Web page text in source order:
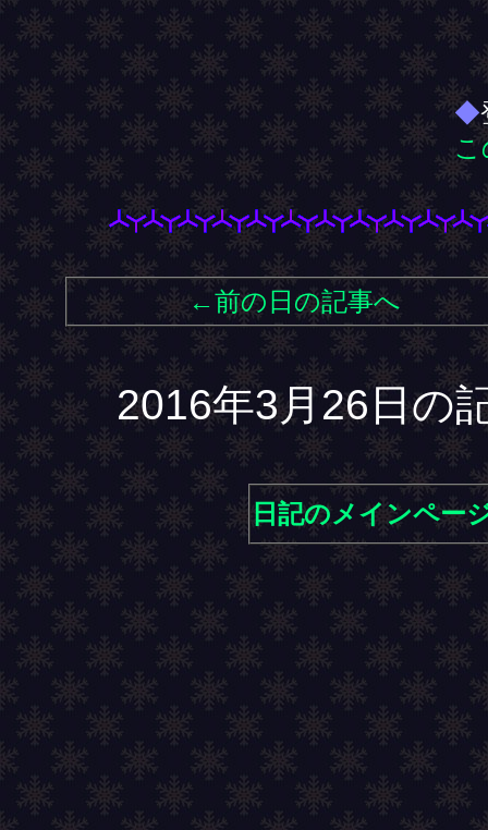
◆
こ
←前の日の記事へ
2016年3月26日の
日記のメインペー